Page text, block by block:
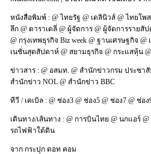
หนังสือพิมพ์ : @ ไทยรัฐ @ เดลินิวส์ @ ไทยโพ
ลึก @ ดาราเดลี่ @ ผู้จัดการ @ ผู้จัดการรายสั
@ กรุงเทพธุรกิจ Biz week @ ฐานเศรษฐกิจ @
เนชั่นสุดสัปดาห์ @ สยามธุรกิจ @ กระแสหุ้น
ข่าวสาร : @ อสมท. @ สำนักข่าวกรม ประชา
สำนักข่าว NOL @ สำนักข่าว BBC
ทีวี / เคเบิล : @ ช่อง3 @ ช่อง5 @ ช่อง7 @ ช่อง
เดินทาง/เส้นทาง : @ การบินไทย @ นกแอร์ @
รถไฟฟ้าใต้ดิน
จาก กระปุก ดอท คอม